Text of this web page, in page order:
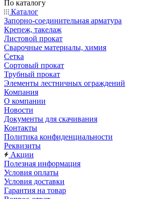
По каталогу
Каталог
Запорно-соединительная арматура
Крепеж, такелаж
Листовой прокат
Сварочные материалы, химия
Сетка
Сортовый прокат
Трубный прокат
Элементы лестничных ограждений
Компания
О компании
Новости
Документы для скачивания
Контакты
Политика конфиденциальности
Реквизиты
Акции
Полезная информация
Условия оплаты
Условия доставки
Гарантия на товар